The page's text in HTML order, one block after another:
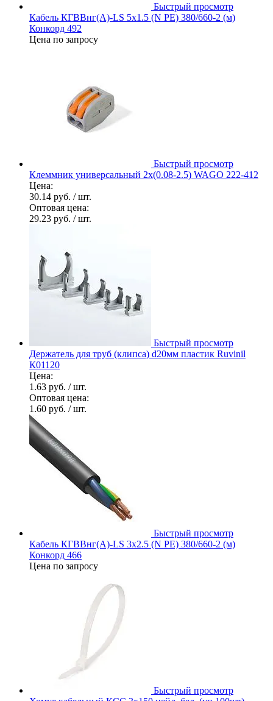
Быстрый просмотр
Кабель КГВВнг(А)-LS 5х1.5 (N PE) 380/660-2 (м)
Конкорд 492
Цена по запросу
Быстрый просмотр
Клеммник универсальный 2х(0.08-2.5) WAGO 222-412
Цена:
30.14 руб. / шт.
Оптовая цена:
29.23 руб. / шт.
Быстрый просмотр
Держатель для труб (клипса) d20мм пластик Ruvinil
К01120
Цена:
1.63 руб. / шт.
Оптовая цена:
1.60 руб. / шт.
Быстрый просмотр
Кабель КГВВнг(А)-LS 3х2.5 (N PE) 380/660-2 (м)
Конкорд 466
Цена по запросу
Быстрый просмотр